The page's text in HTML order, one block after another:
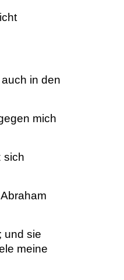
in den
mich
sich
und sie
meine